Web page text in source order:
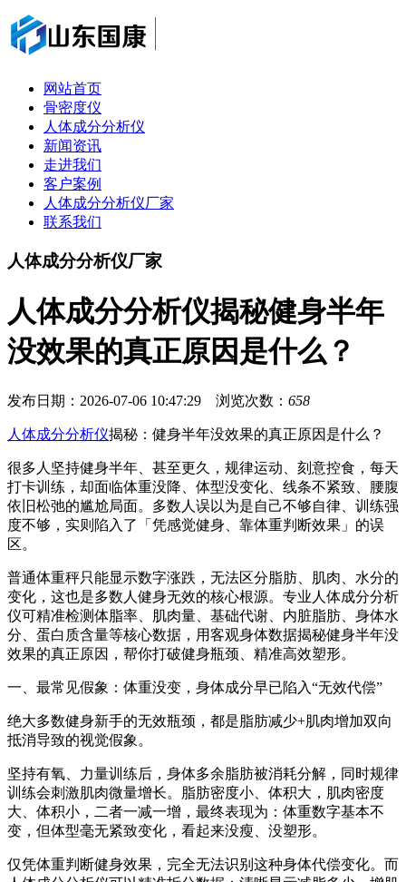
网站首页
骨密度仪
人体成分分析仪
新闻资讯
走进我们
客户案例
人体成分分析仪厂家
联系我们
人体成分分析仪厂家
人体成分分析仪揭秘健身半年
没效果的真正原因是什么？
发布日期：2026-07-06 10:47:29 浏览次数： 658
人体成分分析仪揭秘：健身半年没效果的真正原因是什么？
很多人坚持健身半年、甚至更久，规律运动、刻意控食，每天
打卡训练，却面临体重没降、体型没变化、线条不紧致、腰腹
依旧松弛的尴尬局面。多数人误以为是自己不够自律、训练强
度不够，实则陷入了「凭感觉健身、靠体重判断效果」的误
区。
普通体重秤只能显示数字涨跌，无法区分脂肪、肌肉、水分的
变化，这也是多数人健身无效的核心根源。专业人体成分分析
仪可精准检测体脂率、肌肉量、基础代谢、内脏脂肪、身体水
分、蛋白质含量等核心数据，用客观身体数据揭秘健身半年没
效果的真正原因，帮你打破健身瓶颈、精准高效塑形。
一、最常见假象：体重没变，身体成分早已陷入“无效代偿”
绝大多数健身新手的无效瓶颈，都是脂肪减少+肌肉增加双向
抵消导致的视觉假象。
坚持有氧、力量训练后，身体多余脂肪被消耗分解，同时规律
训练会刺激肌肉微量增长。脂肪密度小、体积大，肌肉密度
大、体积小，二者一减一增，最终表现为：体重数字基本不
变，但体型毫无紧致变化，看起来没瘦、没塑形。
仅凭体重判断健身效果，完全无法识别这种身体代偿变化。而